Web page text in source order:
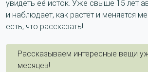
увидеть её исток. Уже свыше 15 лет
и наблюдает, как растёт и меняется
есть, что рассказать!
Рассказываем интересные вещи
месяцев!